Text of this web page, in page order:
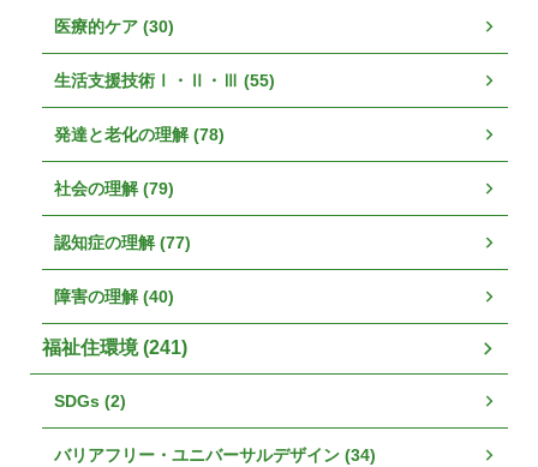
医療的ケア (30)
生活支援技術Ⅰ・Ⅱ・Ⅲ (55)
発達と老化の理解 (78)
社会の理解 (79)
認知症の理解 (77)
障害の理解 (40)
福祉住環境 (241)
SDGs (2)
バリアフリー・ユニバーサルデザイン (34)